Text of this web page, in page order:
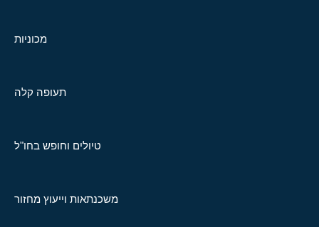
מכוניות
תעופה קלה
טיולים וחופש בחו"ל
משכנתאות וייעוץ מחזור